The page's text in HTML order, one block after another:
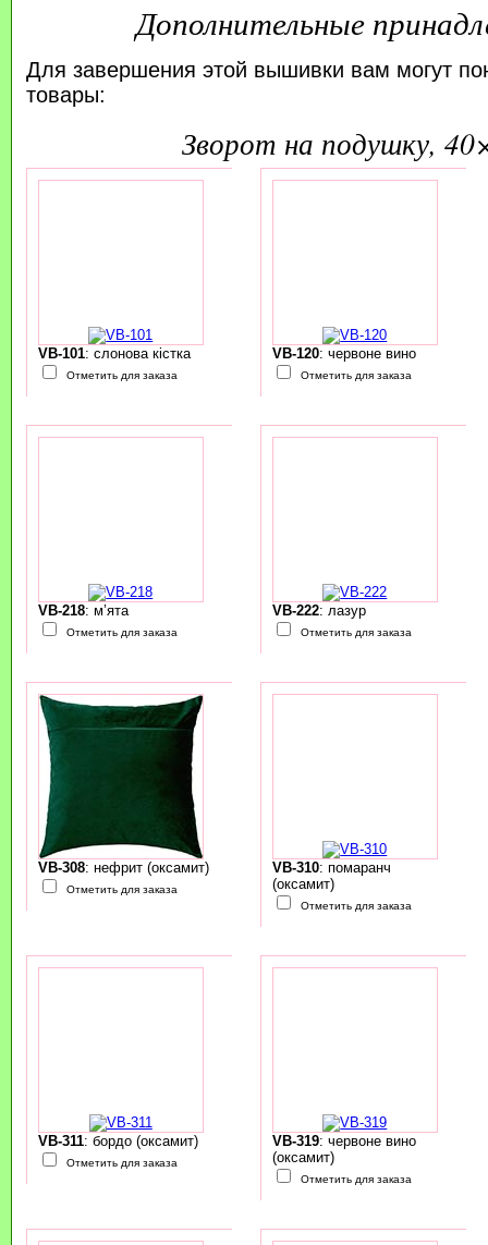
Дополнительные
Для завершения этой вышивки вам могут
товары:
зворот на подушку,
VB-101: слонова кістка
Отметить для заказа
VB-120: червоне вино
Отметить для заказа
VB-218: м’ята
Отметить для заказа
VB-222: лазур
Отметить для заказа
VB-308: нефрит (оксамит)
Отметить для заказа
VB-310: помаранч
(оксамит)
Отметить для заказа
VB-311: бордо (оксамит)
Отметить для заказа
VB-319: червоне вино
(оксамит)
Отметить для заказа